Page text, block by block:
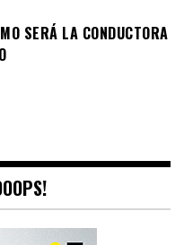
SERÁ LA CONDUCTORA